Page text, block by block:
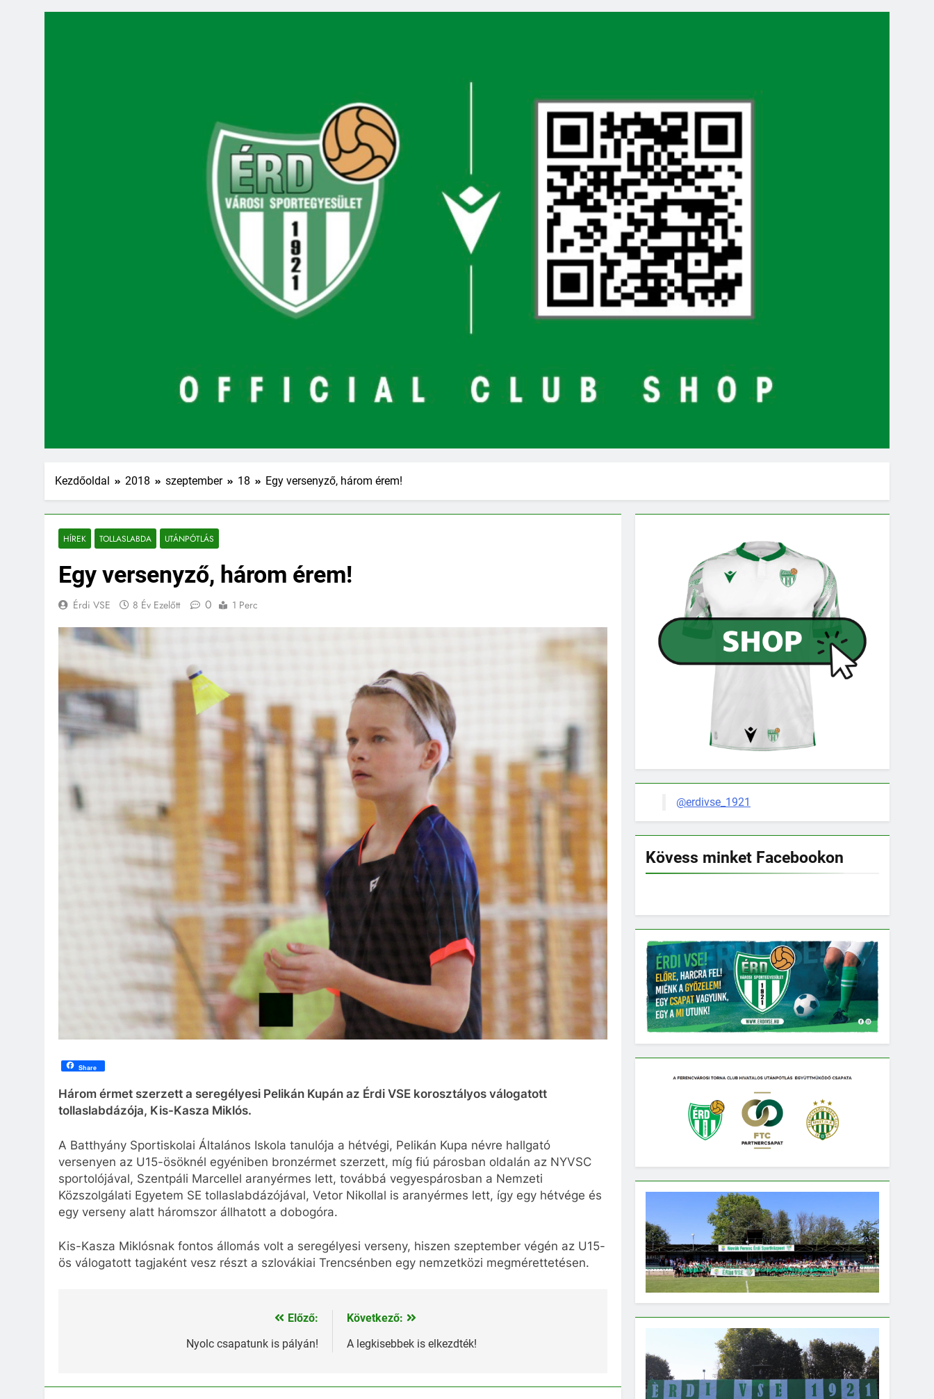
Kezdőoldal 2018 szeptember 18 Egy versenyző, három érem!
HÍREK TOLLASLABDA UTÁNPÓTLÁS
Egy versenyző, három érem!
Érdi VSE 8 Év Ezelőtt 0 1 Perc
Share
Három érmet szerzett a seregélyesi Pelikán Kupán az Érdi VSE korosztályos válogatott
tollaslabdázója, Kis-Kasza Miklós.
A Batthyány Sportiskolai Általános Iskola tanulója a hétvégi, Pelikán Kupa névre hallgató
versenyen az U15-ösöknél egyéniben bronzérmet szerzett, míg fiú párosban oldalán az NYVSC
sportolójával, Szentpáli Marcellel aranyérmes lett, továbbá vegyespárosban a Nemzeti
Közszolgálati Egyetem SE tollaslabdázójával, Vetor Nikollal is aranyérmes lett, így egy hétvége és
egy verseny alatt háromszor állhatott a dobogóra.
Kis-Kasza Miklósnak fontos állomás volt a seregélyesi verseny, hiszen szeptember végén az U15-
ös válogatott tagjaként vesz részt a szlovákiai Trencsénben egy nemzetközi megmérettetésen.
Előző:
Nyolc csapatunk is pályán!
Következő:
A legkisebbek is elkezdték!
@erdivse_1921
Kövess minket Facebookon